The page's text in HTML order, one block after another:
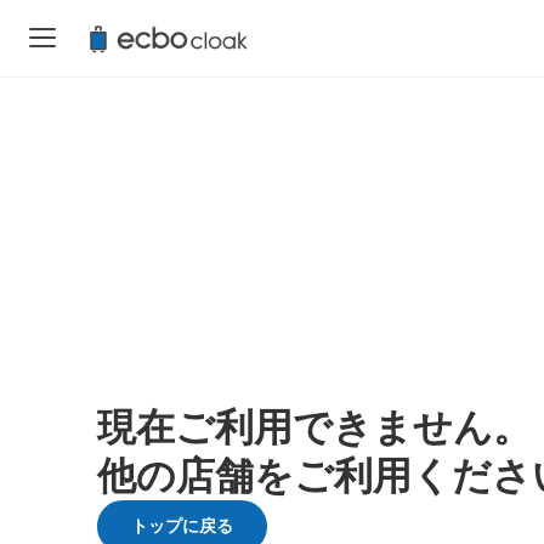
現在ご利用できません。
他の店舗をご利用くださ
トップに戻る